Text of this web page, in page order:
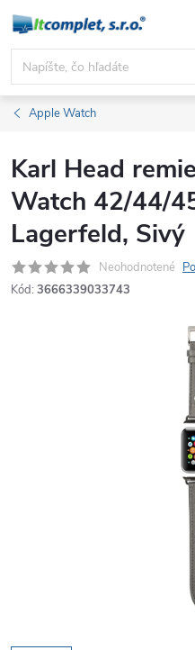
Prejsť
obsah
Apple Watch
Karl Head
Watch 42/44/
Lagerfeld, Sivý
Neohodnotené
Kód: 3666339033743